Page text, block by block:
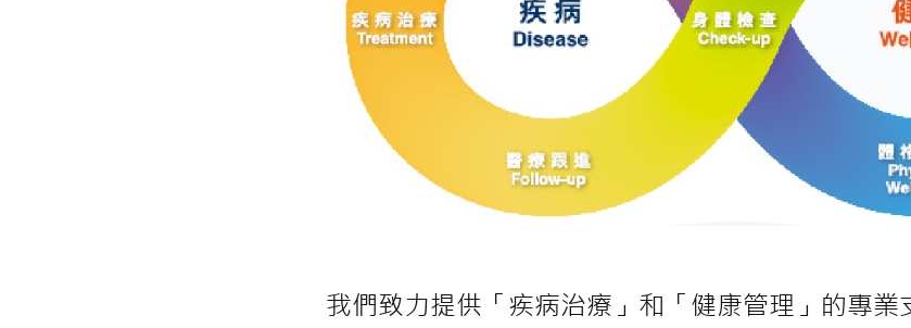
我們致力提供「疾病治療」和「健康管理」的專業